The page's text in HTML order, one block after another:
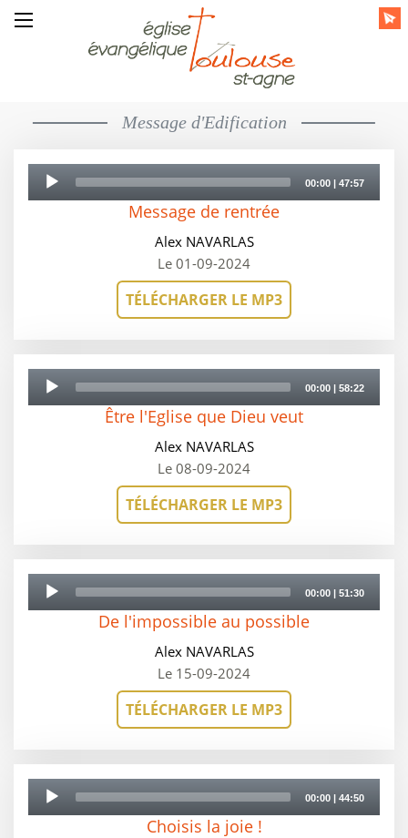
Message d'Edification
TÉLÉCHARGER LE MP3
Message de rentrée
Alex NAVARLAS
Le 01-09-2024
Player
00:00 | 47:57
TÉLÉCHARGER LE MP3
Être l'Eglise que Dieu veut
Alex NAVARLAS
Le 08-09-2024
Player
00:00 | 58:22
TÉLÉCHARGER LE MP3
De l'impossible au possible
Alex NAVARLAS
Le 15-09-2024
Player
00:00 | 51:30
Choisis la joie !
Player
00:00 | 44:50